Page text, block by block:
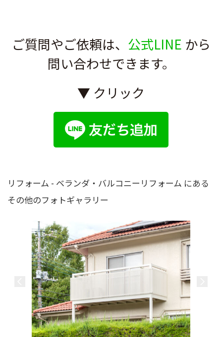
ご質問やご依頼は、 公式LINE から
問い合わせできます。
▼ クリック
リフォーム - ベランダ・バルコニーリフォーム にある
その他のフォトギャラリー